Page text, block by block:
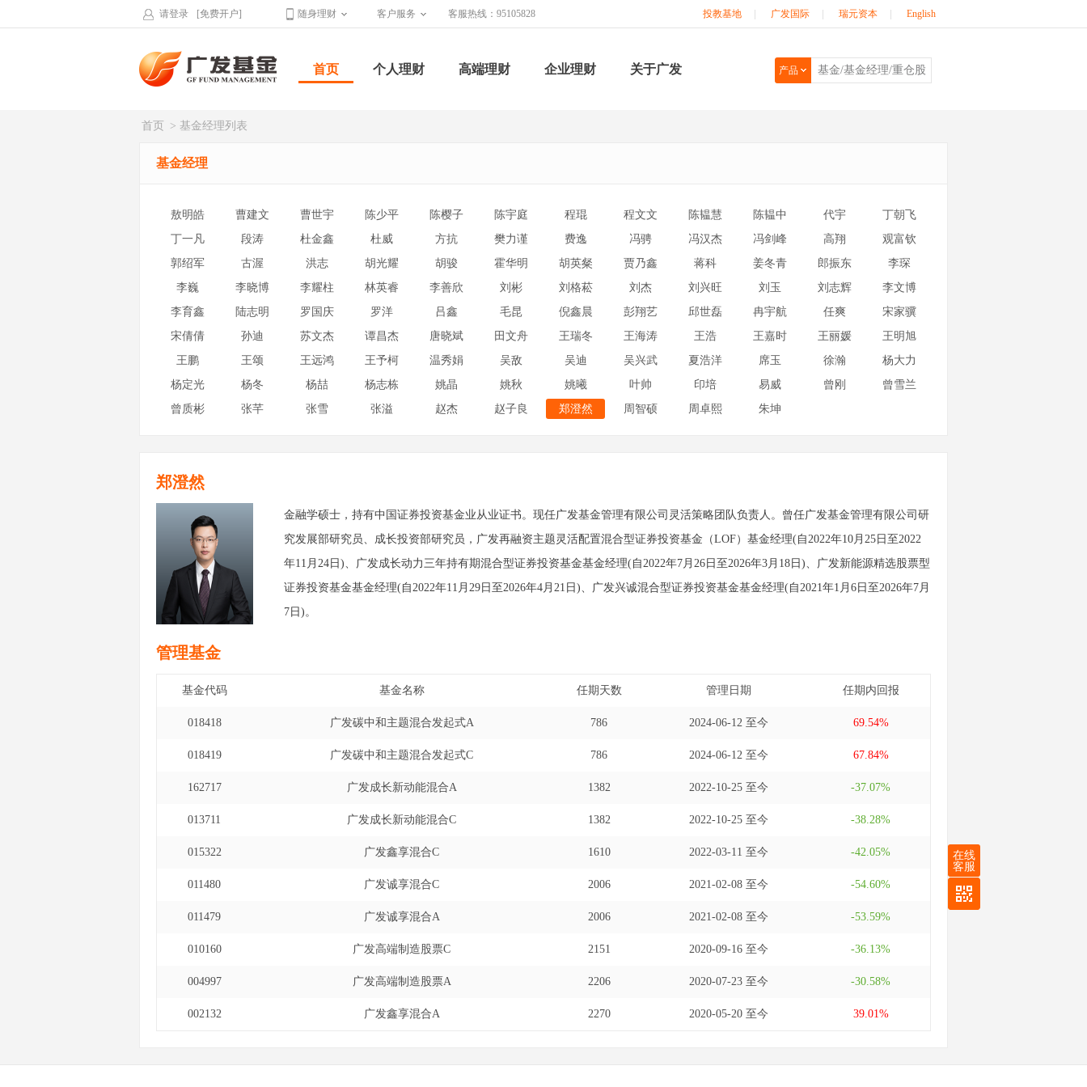
请登录 [免费开户] 随身理财 客户服务 客服热线：95105828 投教基地 广发国际 瑞元资本 English
首页 个人理财 高端理财 企业理财 关于广发 产品
首页 > 基金经理列表
基金经理
敖明皓 曹建文 曹世宇 陈少平 陈樱子 陈宇庭 程琨 程文文 陈韫慧 陈韫中 代宇
丁朝飞
丁一凡
段涛 杜金鑫 杜威 方抗 樊力谨 费逸 冯骋 冯汉杰 冯剑峰 高翔
观富钦
郭绍军
古渥 洪志 胡光耀 胡骏 霍华明 胡英粲 贾乃鑫 蒋科 姜冬青 郎振东
李琛
李巍
李晓博 李耀柱 林英睿 李善欣 刘彬 刘格菘 刘杰 刘兴旺 刘玉 刘志辉
李文博
李育鑫
陆志明 罗国庆 罗洋 吕鑫 毛昆 倪鑫晨 彭翔艺 邱世磊 冉宇航 任爽
宋家骥
宋倩倩
孙迪 苏文杰 谭昌杰 唐晓斌 田文舟 王瑞冬 王海涛 王浩 王嘉时 王丽媛
王明旭
王鹏
王颂 王远鸿 王予柯 温秀娟 吴敌 吴迪 吴兴武 夏浩洋 席玉 徐瀚
杨大力
杨定光
杨冬 杨喆 杨志栋 姚晶 姚秋 姚曦 叶帅 印培 易威 曾刚
曾雪兰
曾质彬
张芊 张雪 张溢 赵杰 赵子良 郑澄然 周智硕 周卓熙 朱坤
郑澄然
金融学硕士，持有中国证券投资基金业从业证书。现任广发基金管理有限公司灵活策略团队负责人。曾任广发基金管理有限公司研
究发展部研究员、成长投资部研究员，广发再融资主题灵活配置混合型证券投资基金（LOF）基金经理(自2022年10月25日至2022
年11月24日)、广发成长动力三年持有期混合型证券投资基金基金经理(自2022年7月26日至2026年3月18日)、广发新能源精选股票型
证券投资基金基金经理(自2022年11月29日至2026年4月21日)、广发兴诚混合型证券投资基金基金经理(自2021年1月6日至2026年7月
7日)。
管理基金
基金代码 基金名称 任期天数 管理日期 任期内回报
018418 广发碳中和主题混合发起式A 786 2024-06-12 至今 69.54%
018419 广发碳中和主题混合发起式C 786 2024-06-12 至今 67.84%
162717 广发成长新动能混合A 1382 2022-10-25 至今 -37.07%
013711 广发成长新动能混合C 1382 2022-10-25 至今 -38.28%
015322 广发鑫享混合C 1610 2022-03-11 至今 -42.05%
011480 广发诚享混合C 2006 2021-02-08 至今 -54.60%
011479 广发诚享混合A 2006 2021-02-08 至今 -53.59%
010160 广发高端制造股票C 2151 2020-09-16 至今 -36.13%
004997 广发高端制造股票A 2206 2020-07-23 至今 -30.58%
002132 广发鑫享混合A 2270 2020-05-20 至今 39.01%
在线
客服